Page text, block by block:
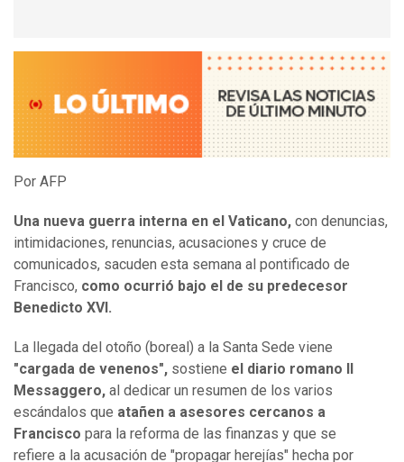
Por AFP
Una nueva guerra interna en el Vaticano, con denuncias,
intimidaciones, renuncias, acusaciones y cruce de
comunicados, sacuden esta semana al pontificado de
Francisco, como ocurrió bajo el de su predecesor
Benedicto XVI.
La llegada del otoño (boreal) a la Santa Sede viene
"cargada de venenos", sostiene el diario romano Il
Messaggero, al dedicar un resumen de los varios
escándalos que atañen a asesores cercanos a
Francisco para la reforma de las finanzas y que se
refiere a la acusación de "propagar herejías" hecha por